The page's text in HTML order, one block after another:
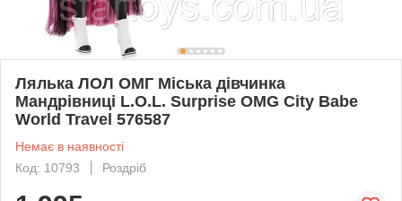
Лялька ЛОЛ ОМГ Міська дівчинка
Мандрівниці L.O.L. Surprise OMG City Babe
World Travel 576587
Немає в наявності
Код: 10793
Роздріб